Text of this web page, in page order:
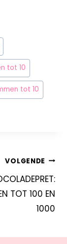
tot 10
tot 10
VOLGENDE
TOT 100 EN
1000